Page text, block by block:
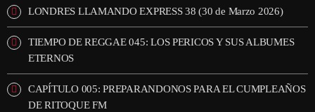
LONDRES LLAMANDO EXPRESS 38 (30 de Marzo 2026)
TIEMPO DE REGGAE 045: LOS PERICOS Y SUS ALBUMES
ETERNOS
CAPÍTULO 005: PREPARANDONOS PARA EL CUMPLEAÑOS
DE RITOQUE FM